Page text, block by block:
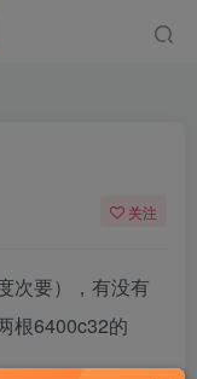
关注
次要），有没有
根6400c32的